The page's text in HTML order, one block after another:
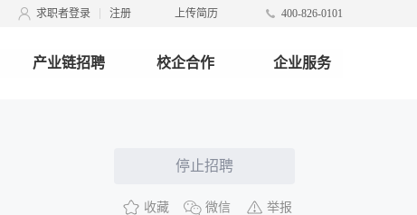
求职者登录 注册 上传简历 400-826-0101
产业链招聘 校企合作 企业服务
停止招聘
收藏 微信 举报